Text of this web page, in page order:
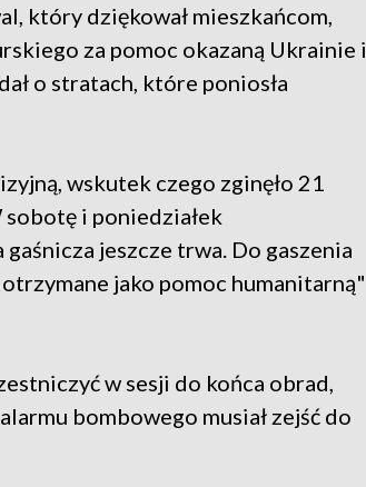
który dziękował mieszkańcom,
za pomoc okazaną Ukrainie i
o stratach, które poniosła
wskutek czego zginęło 21
sobotę i poniedziałek
jeszcze trwa. Do gaszenia
jako pomoc humanitarną"
w sesji do końca obrad,
bombowego musiał zejść do